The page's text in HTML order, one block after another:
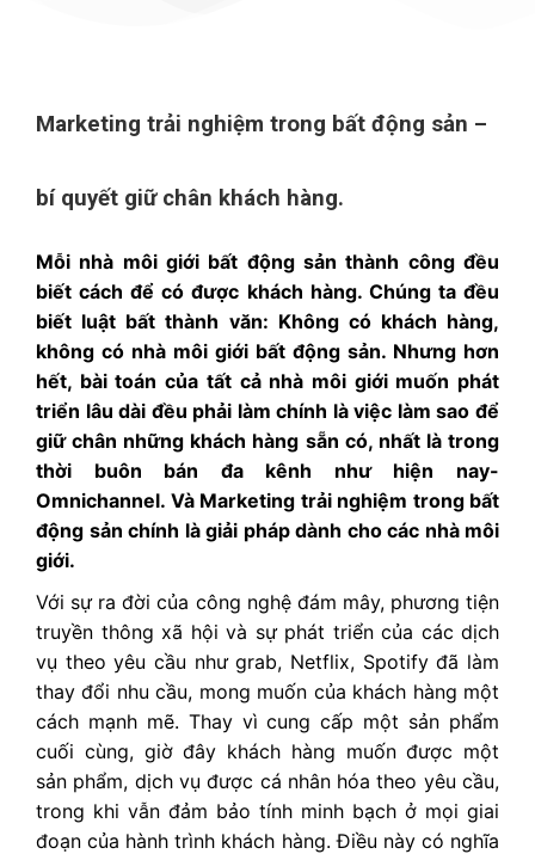
Marketing trải nghiệm trong bất động sản –
bí quyết giữ chân khách hàng.
Mỗi nhà môi giới bất động sản thành công đều
biết cách để có được khách hàng. Chúng ta đều
biết luật bất thành văn: Không có khách hàng,
không có nhà môi giới bất động sản. Nhưng hơn
hết, bài toán của tất cả nhà môi giới muốn phát
triển lâu dài đều phải làm chính là việc làm sao để
giữ chân những khách hàng sẵn có, nhất là trong
thời buôn bán đa kênh như hiện nay-
Omnichannel. Và Marketing trải nghiệm trong bất
động sản chính là giải pháp dành cho các nhà môi
giới.
Với sự ra đời của công nghệ đám mây, phương tiện
truyền thông xã hội và sự phát triển của các dịch
vụ theo yêu cầu như grab, Netflix, Spotify đã làm
thay đổi nhu cầu, mong muốn của khách hàng một
cách mạnh mẽ. Thay vì cung cấp một sản phẩm
cuối cùng, giờ đây khách hàng muốn được một
sản phẩm, dịch vụ được cá nhân hóa theo yêu cầu,
trong khi vẫn đảm bảo tính minh bạch ở mọi giai
đoạn của hành trình khách hàng. Điều này có nghĩa